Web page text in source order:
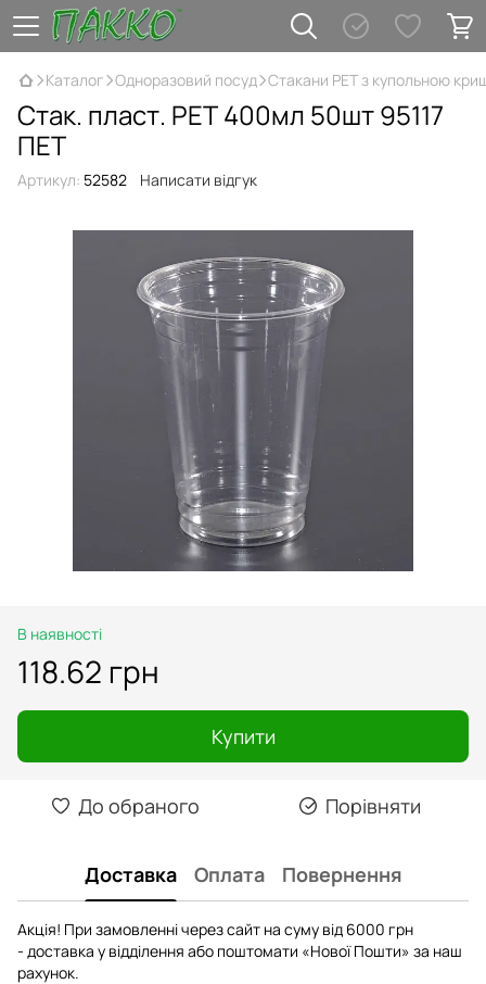
Каталог Одноразовий посуд Стакани PET з купольною
Стак. пласт. РЕТ 400мл 50шт 95117
ПЕТ
Артикул: 52582 Написати відгук
В наявності
118.62 грн
Купити
До обраного Порівняти
Доставка Оплата Повернення
Акція! При замовленні через сайт на суму від 6000 грн
- доставка у відділення або поштомати «Нової Пошти» за наш
рахунок.